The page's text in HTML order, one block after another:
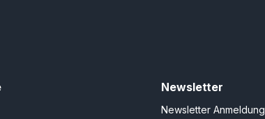
Newsletter
Newsletter Anmeldung